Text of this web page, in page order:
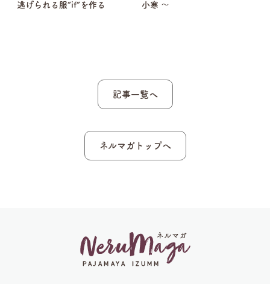
逃げられる服“if”を作る
小寒 ～
記事一覧へ
ネルマガトップへ